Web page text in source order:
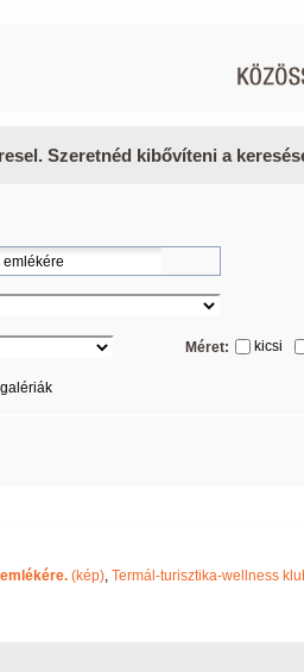
Szeretnéd kibővíteni a
Méret: kicsi
(kép), Termál-turisztika-wellness